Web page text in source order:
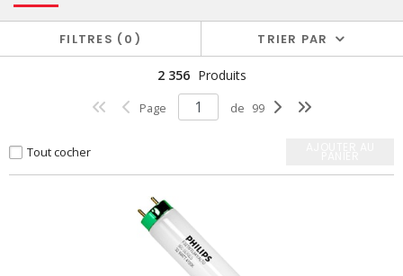
FILTRES 0 TRIER PAR
2 356 Produits
Page de 99
Tout cocher